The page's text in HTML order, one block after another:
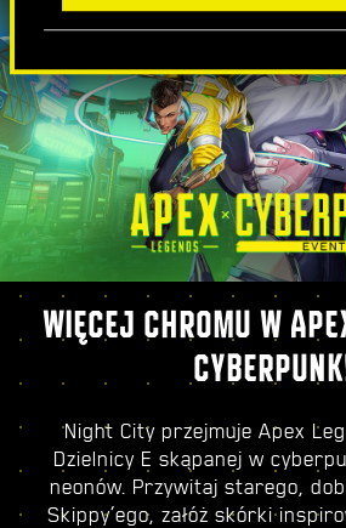
WIĘCEJ CHROMU W
Night City przejmuje Apex
Dzielnicy E skąpanej w
neonów. Przywitaj starego,
Skippy’ego, załóż skórki